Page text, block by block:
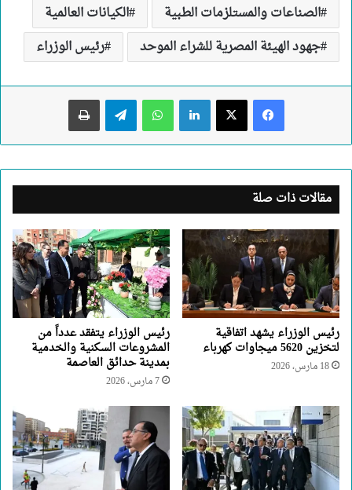
الصناعات والمستلزمات الطبية
الكيانات العالمية
جهود الهيئة المصرية للشراء الموحد
رئيس الوزراء
لينكدإن واتساب تيلقرام طباعة
مقالات ذات صلة
رئيس الوزراء يشهد اتفاقية
لتخزين 5620 ميجاوات كهرباء
18 مارس، 2026
رئيس الوزراء يتفقد عدداً من
المشروعات السكنية والخدمية
بمدينة حدائق العاصمة
7 مارس، 2026